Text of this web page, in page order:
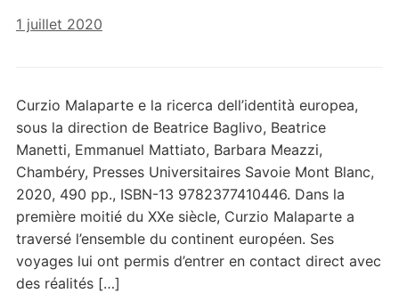
1 juillet 2020
Curzio Malaparte e la ricerca dell’identità europea,
sous la direction de Beatrice Baglivo, Beatrice
Manetti, Emmanuel Mattiato, Barbara Meazzi,
Chambéry, Presses Universitaires Savoie Mont Blanc,
2020, 490 pp., ISBN-13 9782377410446. Dans la
première moitié du XXe siècle, Curzio Malaparte a
traversé l’ensemble du continent européen. Ses
voyages lui ont permis d’entrer en contact direct avec
des réalités […]